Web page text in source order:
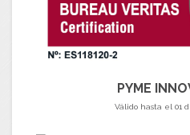
PYME
Válido hasta el 01